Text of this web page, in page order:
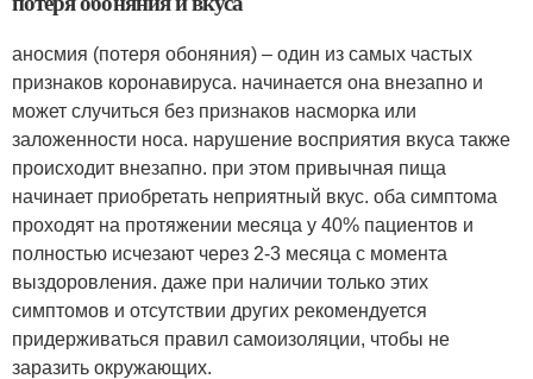
аносмия (потеря обоняния) – один из самых частых
признаков коронавируса. начинается она внезапно и
может случиться без признаков насморка или
заложенности носа. нарушение восприятия вкуса также
происходит внезапно. при этом привычная пища
начинает приобретать неприятный вкус. оба симптома
проходят на протяжении месяца у 40% пациентов и
полностью исчезают через 2-3 месяца с момента
выздоровления. даже при наличии только этих
симптомов и отсутствии других рекомендуется
придерживаться правил самоизоляции, чтобы не
заразить окружающих.